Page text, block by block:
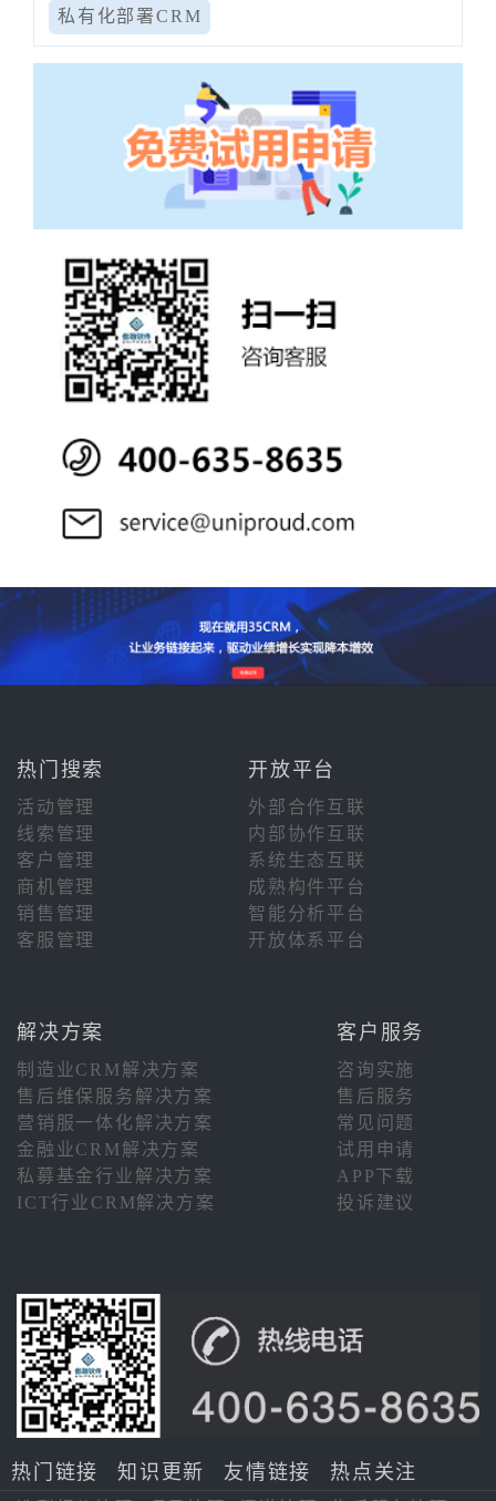
私有化部署CRM
热门搜索 开放平台
活动管理
外部合作互联
线索管理
内部协作互联
客户管理
系统生态互联
商机管理
成熟构件平台
销售管理
智能分析平台
客服管理
开放体系平台
解决方案 客户服务
制造业CRM解决方案
咨询实施
售后维保服务解决方案
售后服务
营销服一体化解决方案
常见问题
金融业CRM解决方案
试用申请
私募基金行业解决方案
APP下载
ICT行业CRM解决方案
投诉建议
热门链接 知识更新 友情链接 热点关注